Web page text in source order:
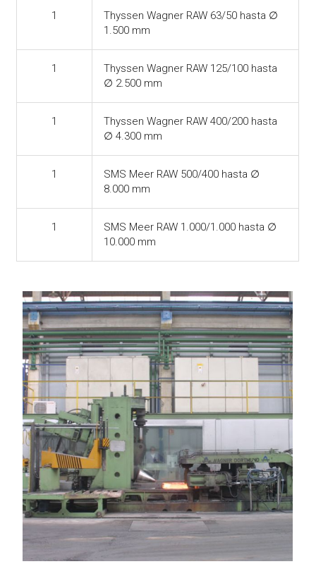
1
Thyssen Wagner RAW 63/50 hasta ∅
1.500 mm
1
Thyssen Wagner RAW 125/100 hasta
∅ 2.500 mm
1
Thyssen Wagner RAW 400/200 hasta
∅ 4.300 mm
1
SMS Meer RAW 500/400 hasta ∅
8.000 mm
1
SMS Meer RAW 1.000/1.000 hasta ∅
10.000 mm